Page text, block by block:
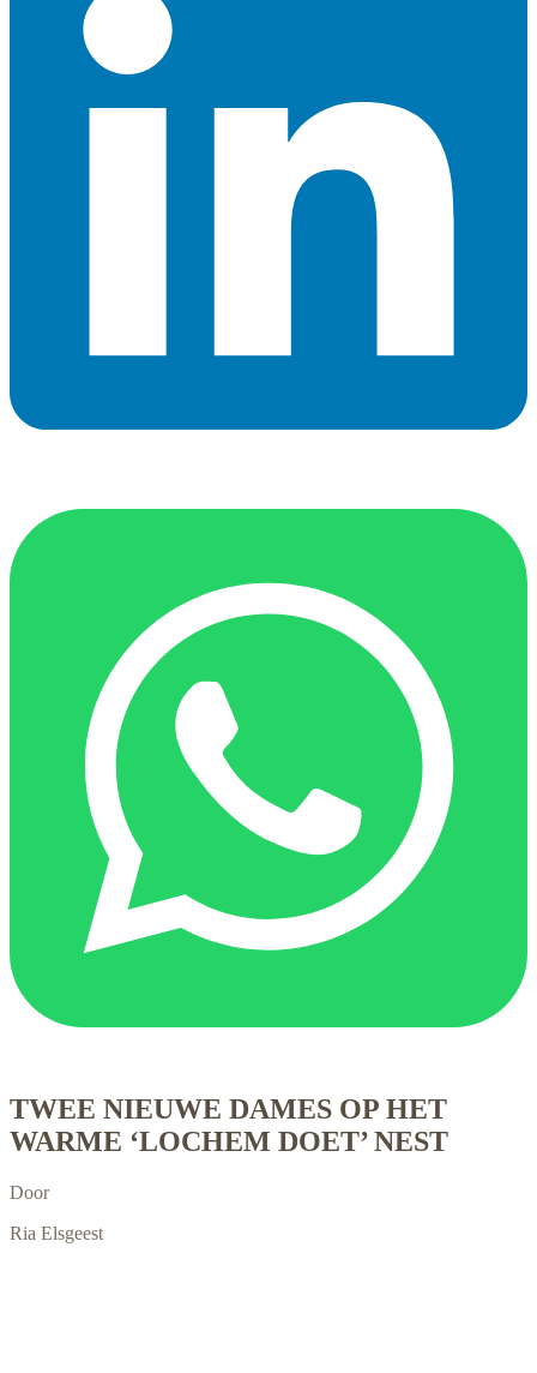
TWEE NIEUWE DAMES OP HET
WARME ‘LOCHEM DOET’ NEST
Door
Ria Elsgeest